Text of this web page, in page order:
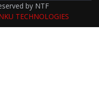
by NTF
TECHNOLOGIES